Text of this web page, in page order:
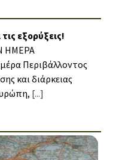
εξορύξεις!
ΗΜΕΡΑ
Περιβάλλοντος
και διάρκειας
[...]